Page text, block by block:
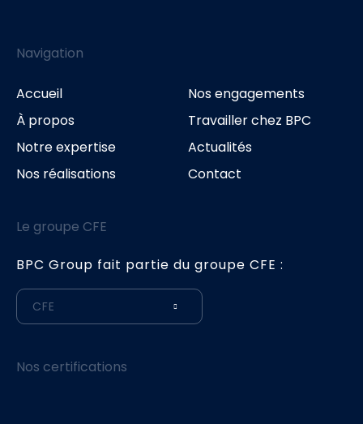
Navigation
Accueil
À propos
Notre expertise
Nos réalisations
Nos engagements
Travailler chez BPC
Actualités
Contact
Le groupe CFE
BPC Group fait partie du groupe CFE :
CFE
Nos certifications